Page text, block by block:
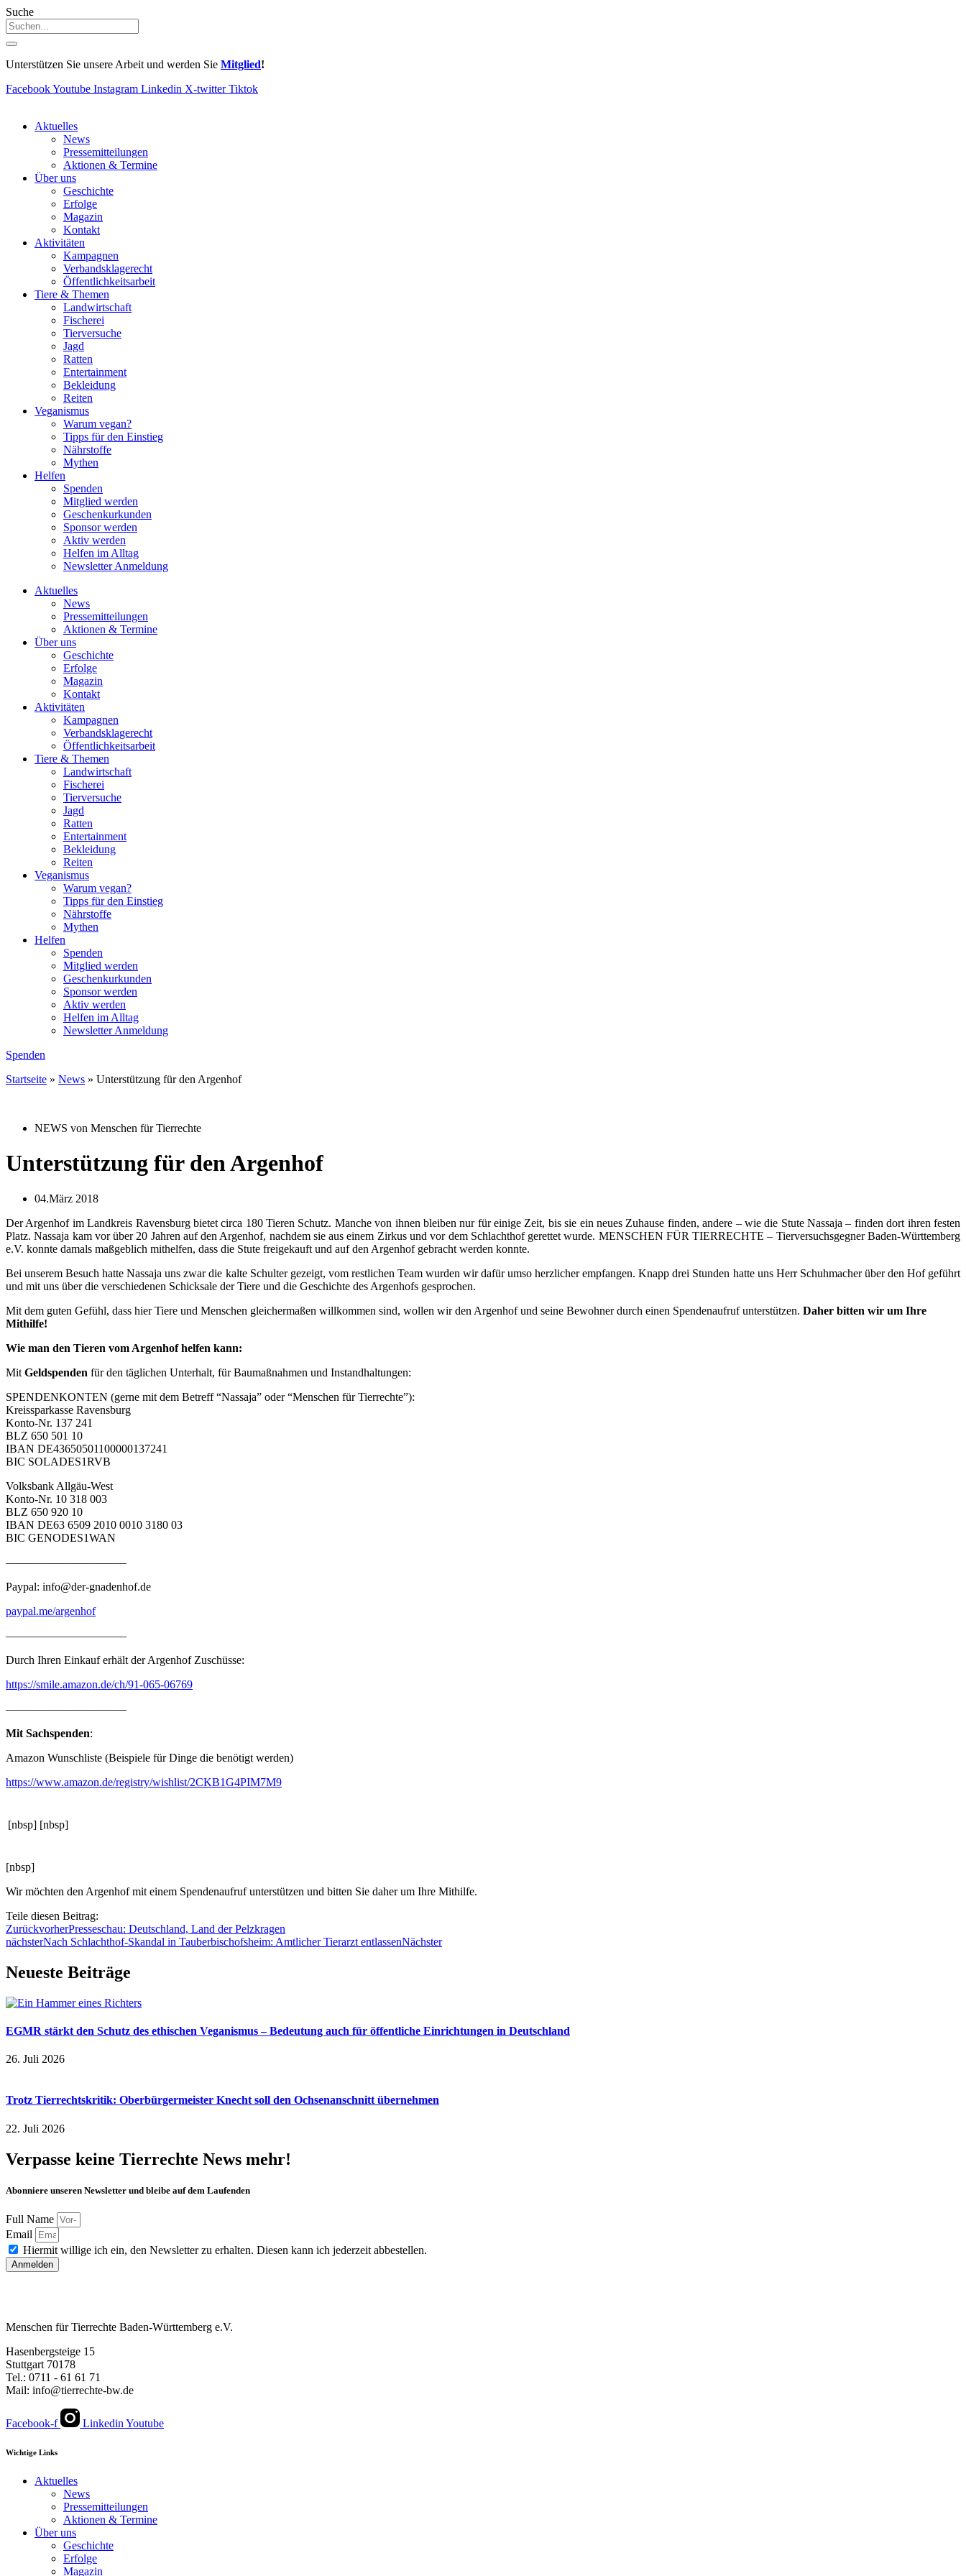
Suche
Unterstützen Sie unsere Arbeit und werden Sie Mitglied!
FacebookYoutube Instagram Linkedin X-twitter Tiktok
Aktuelles
News
Pressemitteilungen
Aktionen & Termine
Über uns
Geschichte
Erfolge
Magazin
Kontakt
Aktivitäten
Kampagnen
Verbandsklagerecht
Öffentlichkeitsarbeit
Tiere & Themen
Landwirtschaft
Fischerei
Tierversuche
Jagd
Ratten
Entertainment
Bekleidung
Reiten
Veganismus
Warum vegan?
Tipps für den Einstieg
Nährstoffe
Mythen
Helfen
Spenden
Mitglied werden
Geschenkurkunden
Sponsor werden
Aktiv werden
Helfen im Alltag
Newsletter Anmeldung
Aktuelles
News
Pressemitteilungen
Aktionen & Termine
Über uns
Geschichte
Erfolge
Magazin
Kontakt
Aktivitäten
Kampagnen
Verbandsklagerecht
Öffentlichkeitsarbeit
Tiere & Themen
Landwirtschaft
Fischerei
Tierversuche
Jagd
Ratten
Entertainment
Bekleidung
Reiten
Veganismus
Warum vegan?
Tipps für den Einstieg
Nährstoffe
Mythen
Helfen
Spenden
Mitglied werden
Geschenkurkunden
Sponsor werden
Aktiv werden
Helfen im Alltag
Newsletter Anmeldung
Spenden
Startseite » News » Unterstützung für den Argenhof
NEWS von Menschen für Tierrechte
Unterstützung für den Argenhof
04.März 2018
Der Argenhof im Landkreis Ravensburg bietet circa 180 Tieren Schutz. Manche von ihnen bleiben nur für einige Zeit, bis sie ein neues Zuhause finden, andere – wie die Stute Nassaja – finden dort ihren festen
Platz. Nassaja kam vor über 20 Jahren auf den Argenhof, nachdem sie aus einem Zirkus und vor dem Schlachthof gerettet wurde. MENSCHEN FÜR TIERRECHTE – Tierversuchsgegner Baden-Württemberg
e.V. konnte damals maßgeblich mithelfen, dass die Stute freigekauft und auf den Argenhof gebracht werden konnte.
Bei unserem Besuch hatte Nassaja uns zwar die kalte Schulter gezeigt, vom restlichen Team wurden wir dafür umso herzlicher empfangen. Knapp drei Stunden hatte uns Herr Schuhmacher über den Hof geführt
und mit uns über die verschiedenen Schicksale der Tiere und die Geschichte des Argenhofs gesprochen.
Mit dem guten Gefühl, dass hier Tiere und Menschen gleichermaßen willkommen sind, wollen wir den Argenhof und seine Bewohner durch einen Spendenaufruf unterstützen. Daher bitten wir um Ihre
Mithilfe!
Wie man den Tieren vom Argenhof helfen kann:
Mit Geldspenden für den täglichen Unterhalt, für Baumaßnahmen und Instandhaltungen:
SPENDENKONTEN (gerne mit dem Betreff “Nassaja” oder “Menschen für Tierrechte”):
Kreissparkasse Ravensburg
Konto-Nr. 137 241
BLZ 650 501 10
IBAN DE43650501100000137241
BIC SOLADES1RVB
Volksbank Allgäu-West
Konto-Nr. 10 318 003
BLZ 650 920 10
IBAN DE63 6509 2010 0010 3180 03
BIC GENODES1WAN
——————————–
Paypal: info@der-gnadenhof.de
paypal.me/argenhof
——————————–
Durch Ihren Einkauf erhält der Argenhof Zuschüsse:
https://smile.amazon.de/ch/91-065-06769
——————————–
Mit Sachspenden:
Amazon Wunschliste (Beispiele für Dinge die benötigt werden)
https://www.amazon.de/registry/wishlist/2CKB1G4PIM7M9
[nbsp] [nbsp]
[nbsp]
Wir möchten den Argenhof mit einem Spendenaufruf unterstützen und bitten Sie daher um Ihre Mithilfe.
Teile diesen Beitrag:
ZurückvorherPresseschau: Deutschland, Land der Pelzkragen
nächsterNach Schlachthof-Skandal in Tauberbischofsheim: Amtlicher Tierarzt entlassenNächster
Neueste Beiträge
EGMR stärkt den Schutz des ethischen Veganismus – Bedeutung auch für öffentliche Einrichtungen in Deutschland
26. Juli 2026
Trotz Tierrechtskritik: Oberbürgermeister Knecht soll den Ochsenanschnitt übernehmen
22. Juli 2026
Verpasse keine Tierrechte News mehr!
Abonniere unseren Newsletter und bleibe auf dem Laufenden
Full Name
Email
Hiermit willige ich ein, den Newsletter zu erhalten. Diesen kann ich jederzeit abbestellen.
Anmelden
Menschen für Tierrechte Baden-Württemberg e.V.
Hasenbergsteige 15
Stuttgart 70178
Tel.: 0711 - 61 61 71
Mail: info@tierrechte-bw.de
Facebook-f Linkedin Youtube
Wichtige Links
Aktuelles
News
Pressemitteilungen
Aktionen & Termine
Über uns
Geschichte
Erfolge
Magazin